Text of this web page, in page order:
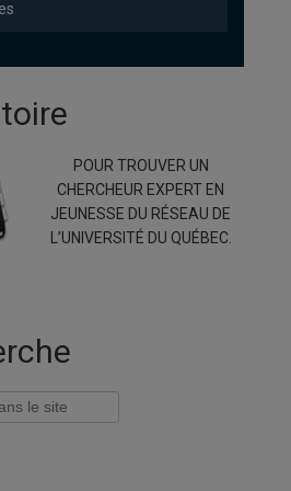
POUR TROUVER UN
CHERCHEUR EXPERT EN
JEUNESSE DU RÉSEAU DE
L’UNIVERSITÉ DU QUÉBEC.